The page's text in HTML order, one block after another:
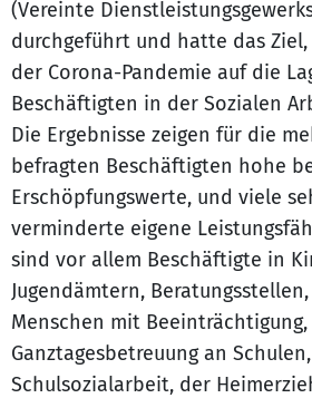
(Vereinte
durchgeführt und hatte das Ziel,
der Corona-Pandemie auf die
Beschäftigten in der Sozialen
Die Ergebnisse zeigen für die
befragten Beschäftigten hohe
Erschöpfungswerte, und viele
verminderte eigene
sind vor allem Beschäftigte in
Jugendämtern,
Menschen mit
Ganztagesbetreuung an
Schulsozialarbeit, der